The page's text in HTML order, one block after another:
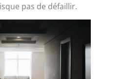
pas de défaillir.